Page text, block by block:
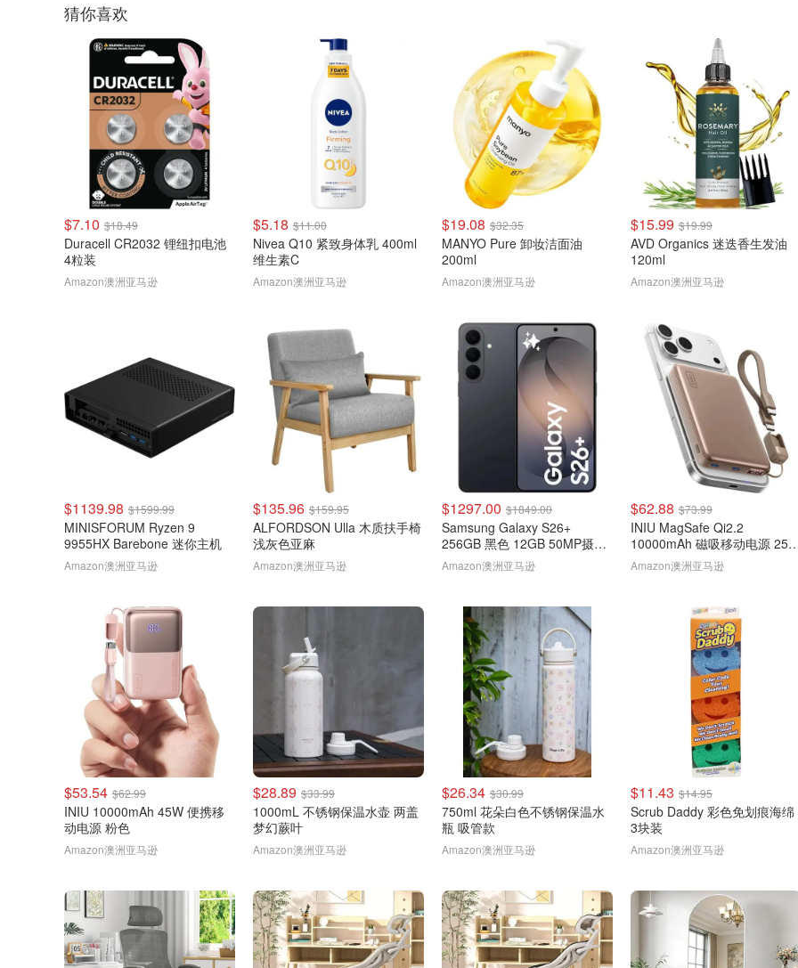
猜你喜欢
$7.10 $18.49
Duracell CR2032 锂纽扣电池
4粒装
Amazon澳洲亚马逊
$5.18 $11.00
Nivea Q10 紧致身体乳 400ml
维生素C
Amazon澳洲亚马逊
$19.08 $32.35
MANYO Pure 卸妆洁面油
200ml
Amazon澳洲亚马逊
$15.99 $19.99
AVD Organics 迷迭香生发油
120ml
Amazon澳洲亚马逊
$1139.98 $1599.99
MINISFORUM Ryzen 9
9955HX Barebone 迷你主机
Amazon澳洲亚马逊
$135.96 $159.95
ALFORDSON Ulla 木质扶手椅
浅灰色亚麻
Amazon澳洲亚马逊
$1297.00 $1849.00
Samsung Galaxy S26+
256GB 黑色 12GB 50MP摄像
头
Amazon澳洲亚马逊
$62.88 $73.99
INIU MagSafe Qi2.2
10000mAh 磁吸移动电源
棕色
Amazon澳洲亚马逊
$53.54 $62.99
INIU 10000mAh 45W 便携移
动电源 粉色
Amazon澳洲亚马逊
$28.89 $33.99
1000mL 不锈钢保温水壶 两盖
梦幻蕨叶
Amazon澳洲亚马逊
$26.34 $30.99
750ml 花朵白色不锈钢保温水
瓶 吸管款
Amazon澳洲亚马逊
$11.43 $14.95
Scrub Daddy 彩色免划痕海绵
3块装
Amazon澳洲亚马逊